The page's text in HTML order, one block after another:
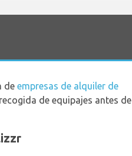
de empresas de alquiler de
de equipajes antes de